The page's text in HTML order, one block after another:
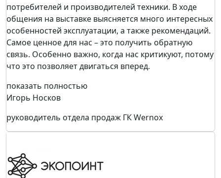
потребителей и производителей техники. В ходе
общения на выставке выясняется много интересных
особенностей эксплуатации, а также рекомендаций.
Самое ценное для нас – это получить обратную
связь. Особенно важно, когда нас критикуют, потому
что это позволяет двигаться вперед.
показать полностью
Игорь Носков
руководитель отдела продаж ГК Wernox